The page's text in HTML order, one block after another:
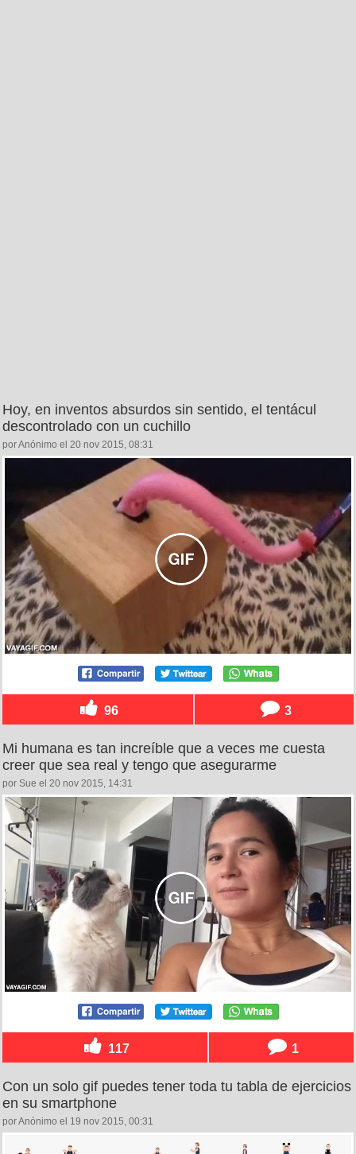
Hoy, en inventos absurdos sin sentido, el tentácul
descontrolado con un cuchillo
por Anónimo el 20 nov 2015, 08:31
96 3
Mi humana es tan increíble que a veces me cuesta
creer que sea real y tengo que asegurarme
por Sue el 20 nov 2015, 14:31
117 1
Con un solo gif puedes tener toda tu tabla de ejercicios
en su smartphone
por Anónimo el 19 nov 2015, 00:31